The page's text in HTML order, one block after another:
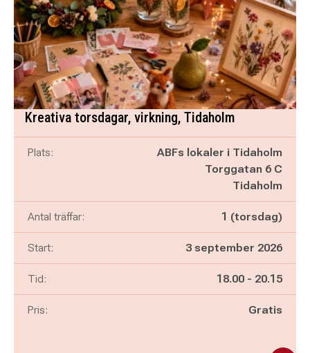
Kreativa torsdagar, virkning, Tidaholm
Plats:
ABFs lokaler i Tidaholm
Torggatan 6 C
Tidaholm
Antal träffar: 1 (torsdag)
Start: 3 september 2026
Tid: Pågår mellan
18.00 - och
20.15
Pris: Gratis